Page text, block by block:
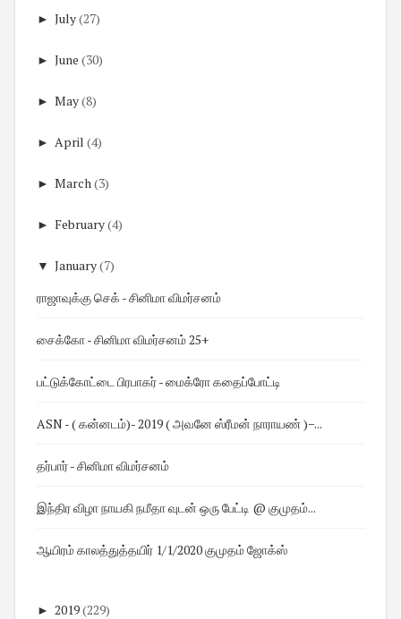
► July(27)
► June (30)
► May(8)
► April (4)
► March(3)
► February(4)
▼ January(7)
ராஜாவுக்கு செக் - சினிமா விமர்சனம்
சைக்கோ - சினிமா விமர்சனம் 25+
பட்டுக்கோட்டை பிரபாகர் - மைக்ரோ கதைப்போட்டி
ASN - ( கன்னடம்)- 2019 ( அவனே ஸ்ரீமன் நாராயண் )−...
தர்பார் - சினிமா விமர்சனம்
இந்திர விழா நாயகி நமீதா வுடன் ஒரு பேட்டி @ குமுதம்...
ஆயிரம் காலத்துத்தயிர் 1/1/2020 குமுதம் ஜோக்ஸ்
► 2019(229)